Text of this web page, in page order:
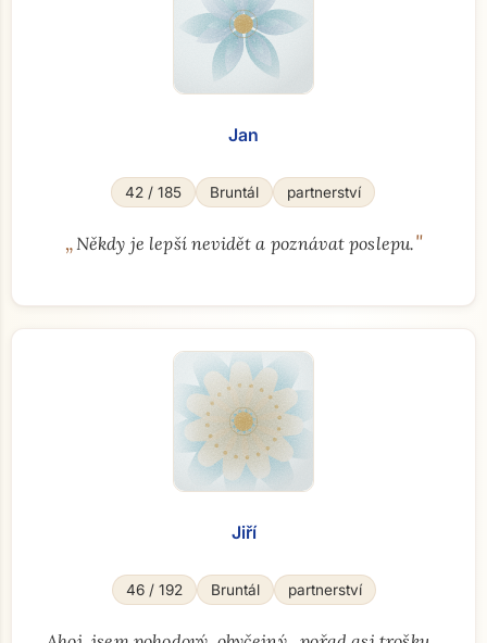
Jan
42 / 185 Bruntál partnerství
„Někdy je lepší nevidět a poznávat poslepu."
Jiří
46 / 192 Bruntál partnerství